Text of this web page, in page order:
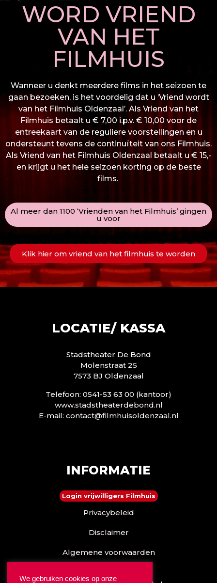
WORD VRIEND
VAN HET
FILMHUIS
Wanneer u denkt meerdere films in het seizoen te
gaan bezoeken, is het voordelig dat u ‘Vriend wordt
van het Filmhuis Oldenzaal’. Als Vriend van het
Filmhuis betaalt u € 7,00 i.p.v. € 10,00 voor de
entreekaart van de reguliere voorstellingen en u
ondersteunt tevens de continuïteit van ons Filmhuis.
Als Vriend van het Filmhuis Oldenzaal betaalt u € 15,-
en krijgt u het hele seizoen korting op de beste
films.
Al meer dan 1100 ‘Vrienden van het Filmhuis’ gingen
u voor
Klik hier om vriend van het filmhuis te worden
LOCATIE/ KASSA
Stadstheater De Bond
Molenstraat 25
7573 BJ Oldenzaal
Telefoon: 0541-53 63 00 (kantoor)
www.stadstheaterdebond.nl
E-mail: contact@filmhuisoldenzaal.nl
INFORMATIE
Login vrijwilligers Filmhuis
Privacybeleid
Disclaimer
Algemene voorwaarden
We gebruiken cookies op onze